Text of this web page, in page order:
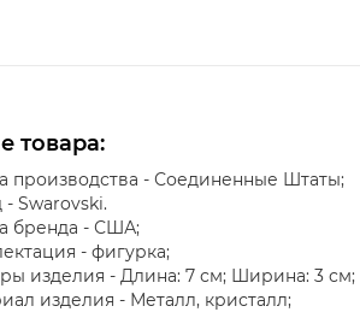
товара:
производства - Соединенные Штаты;
Swarovski.
бренда - США;
- фигурка;
изделия - Длина: 7 см; Ширина: 3 см;
изделия - Металл, кристалл;